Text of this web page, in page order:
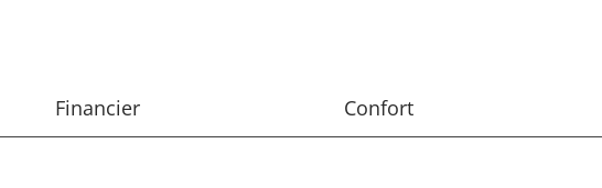
Financier Confort